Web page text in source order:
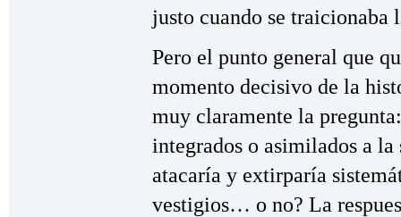
justo cuando se traicionaba
Pero el punto general que
momento decisivo de la
muy claramente la
integrados o asimilados a la
atacaría y extirparía
vestigios… o no? La